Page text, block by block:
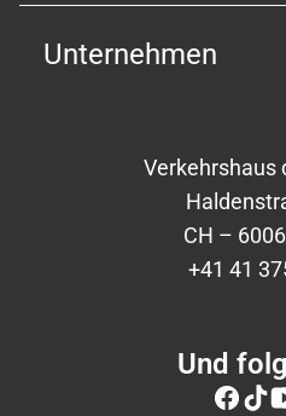
Unternehmen
Verkehrshaus
CH –
+41 41
Und